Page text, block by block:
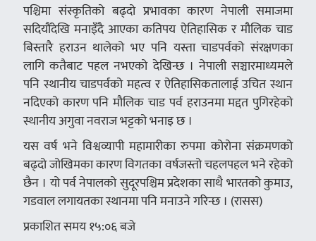
पश्चिमा संस्कृतिको बढ्दो प्रभावका कारण नेपाली समाजमा
सदियौंदेखि मनाइँदै आएका कतिपय ऐतिहासिक र मौलिक चाड
बिस्तारै हराउन थालेको भए पनि यस्ता चाडपर्वको संरक्षणका
लागि कतैबाट पहल नभएको देखिन्छ । नेपाली सञ्चारमाध्यमले
पनि स्थानीय चाडपर्वको महत्व र ऐतिहासिकतालाई उचित स्थान
नदिएको कारण पनि मौलिक चाड पर्व हराउनमा मद्दत पुगिरहेको
स्थानीय अगुवा नवराज भट्टको भनाइ छ ।
यस वर्ष भने विश्वव्यापी महामारीका रुपमा कोरोना संक्रमणको
बढ्दो जोखिमका कारण विगतका वर्षजस्तो चहलपहल भने रहेको
छैन । यो पर्व नेपालको सुदूरपश्चिम प्रदेशका साथै भारतको कुमाउ,
गडवाल लगायतका स्थानमा पनि मनाउने गरिन्छ । (रासस)
प्रकाशित समय १५:०६ बजे